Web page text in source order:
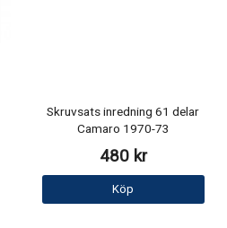
Skruvsats inredning 61 delar
Camaro 1970-73
480 kr
Köp